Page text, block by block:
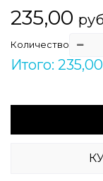
235,00
Количество
Итого: